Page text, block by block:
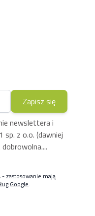
Zapisz się
newslettera i
sp. z o.o. (dawniej
zastosowanie mają
Google.